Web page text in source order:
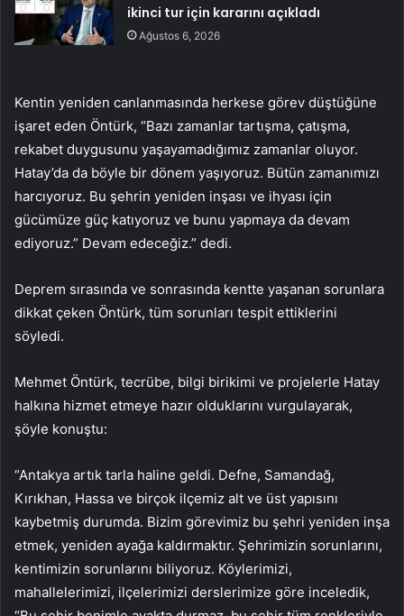
ikinci tur için kararını açıkladı
Ağustos 6, 2026
Kentin yeniden canlanmasında herkese görev düştüğüne
işaret eden Öntürk, “Bazı zamanlar tartışma, çatışma,
rekabet duygusunu yaşayamadığımız zamanlar oluyor.
Hatay’da da böyle bir dönem yaşıyoruz. Bütün zamanımızı
harcıyoruz. Bu şehrin yeniden inşası ve ihyası için
gücümüze güç katıyoruz ve bunu yapmaya da devam
ediyoruz.” Devam edeceğiz.” dedi.
Deprem sırasında ve sonrasında kentte yaşanan sorunlara
dikkat çeken Öntürk, tüm sorunları tespit ettiklerini
söyledi.
Mehmet Öntürk, tecrübe, bilgi birikimi ve projelerle Hatay
halkına hizmet etmeye hazır olduklarını vurgulayarak,
şöyle konuştu:
“Antakya artık tarla haline geldi. Defne, Samandağ,
Kırıkhan, Hassa ve birçok ilçemiz alt ve üst yapısını
kaybetmiş durumda. Bizim görevimiz bu şehri yeniden inşa
etmek, yeniden ayağa kaldırmaktır. Şehrimizin sorunlarını,
kentimizin sorunlarını biliyoruz. Köylerimizi,
mahallelerimizi, ilçelerimizi derslerimize göre inceledik,